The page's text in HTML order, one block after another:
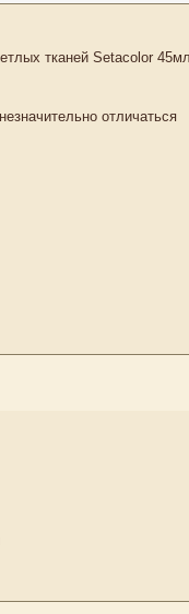
отличаться